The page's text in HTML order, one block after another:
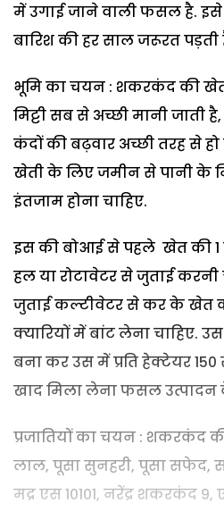
में उगाई जाने वाली फसल है. इसे
बारिश की हर साल जरूरत पड़ती
भूमि का चयन : शकरकंद की
मिट्टी सब से अच्छी मानी जाती
कंदों की बढ़वार अच्छी तरह से
खेती के लिए जमीन से पानी के
इंतजाम होना चाहिए.
इस की बोआई से पहले खेत की 1
हल या रोटावेटर से जुताई करनी
जुताई कल्टीवेटर से कर के खेत
क्यारियों में बांट लेना चाहिए.
बना कर उस में प्रति हेक्टेयर
खाद मिला लेना फसल उत्पादन
प्रजातियों का चयन : शकरकंद
लाल, पूसा सुनहरी, पूसा सफेद,
मद्र एस 10101, नरेंद्र शकरकंद 9,